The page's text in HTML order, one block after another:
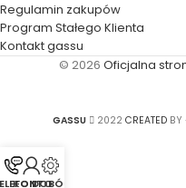
Regulamin zakupów
Program Stałego Klienta
Kontakt gassu
© 2026 Oficjalna
GASSU 2022 CREATED BY
KONTO
DOBÓR